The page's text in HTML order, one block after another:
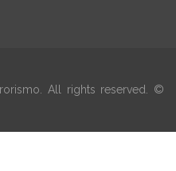
All rights reserved. ©